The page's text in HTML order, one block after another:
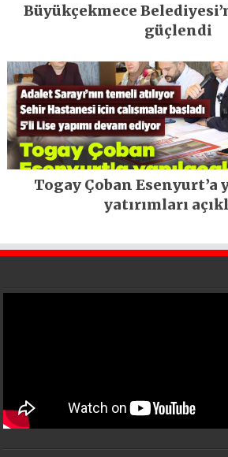
Büyükçekmece
güçlendi
Togay Çoban Esenyurt’a
yatırımları